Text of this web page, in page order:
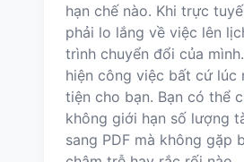
hạn chế nào. Khi trực
phải lo lắng về việc lên
trình chuyển đổi của
hiện công việc bất cứ lúc
tiện cho bạn. Bạn có thể
không giới hạn số lượng
sang PDF mà không gặp